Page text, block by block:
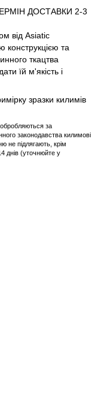
ДОСТАВКИ 2-3
від Asiatic
конструкцією та
ткацтва
їй м'якість і
зразки килимів
за
законодавства килимові
не підлягають, крім
днів (уточнюйте у